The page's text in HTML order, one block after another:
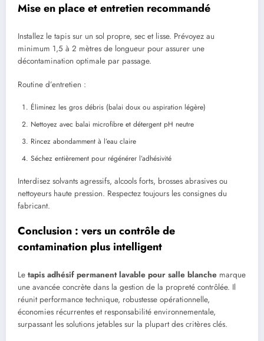
Mise en place et entretien recommandé
Installez le tapis sur un sol propre, sec et lisse. Prévoyez au
minimum 1,5 à 2 mètres de longueur pour assurer une
décontamination optimale par passage.
Routine d’entretien :
Éliminez les gros débris (balai doux ou aspiration légère)
Nettoyez avec balai microfibre et détergent pH neutre
Rincez abondamment à l’eau claire
Séchez entièrement pour régénérer l’adhésivité
Interdisez solvants agressifs, alcools forts, brosses abrasives ou
nettoyeurs haute pression. Respectez toujours les consignes du
fabricant.
Conclusion : vers un contrôle de
contamination plus intelligent
Le tapis adhésif permanent lavable pour salle blanche marque
une avancée concrète dans la gestion de la propreté contrôlée. Il
réunit performance technique, robustesse opérationnelle,
économies récurrentes et responsabilité environnementale,
surpassant les solutions jetables sur la plupart des critères clés.